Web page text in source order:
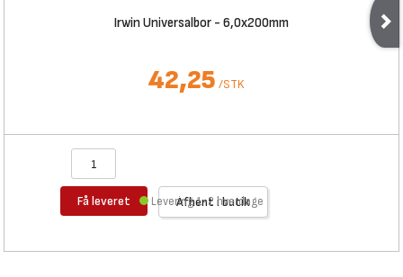
Irwin Universalbor - 6,0x200mm
42,25 /STK
Få leveret Afhent i butik
Levering 1-2 hverdage